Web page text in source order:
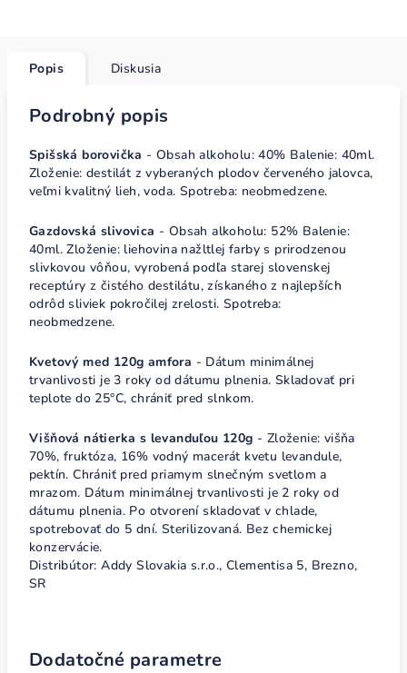
Popis Diskusia
Podrobný popis
Spišská borovička - Obsah alkoholu: 40% Balenie: 40ml.
Zloženie: destilát z vyberaných plodov červeného jalovca,
veľmi kvalitný lieh, voda. Spotreba: neobmedzene.
Gazdovská slivovica - Obsah alkoholu: 52% Balenie:
40ml. Zloženie: liehovina nažltlej farby s prirodzenou
slivkovou vôňou, vyrobená podľa starej slovenskej
receptúry z čistého destilátu, získaného z najlepších
odrôd sliviek pokročilej zrelosti. Spotreba:
neobmedzene.
Kvetový med 120g amfora - Dátum minimálnej
trvanlivosti je 3 roky od dátumu plnenia. Skladovať pri
teplote do 25°C, chrániť pred slnkom.
Višňová nátierka s levanduľou 120g - Zloženie: višňa
70%, fruktóza, 16% vodný macerát kvetu levandule,
pektín. Chrániť pred priamym slnečným svetlom a
mrazom. Dátum minimálnej trvanlivosti je 2 roky od
dátumu plnenia. Po otvorení skladovať v chlade,
spotrebovať do 5 dní. Sterilizovaná. Bez chemickej
konzervácie.
Distribútor: Addy Slovakia s.r.o., Clementisa 5, Brezno,
SR
Dodatočné parametre